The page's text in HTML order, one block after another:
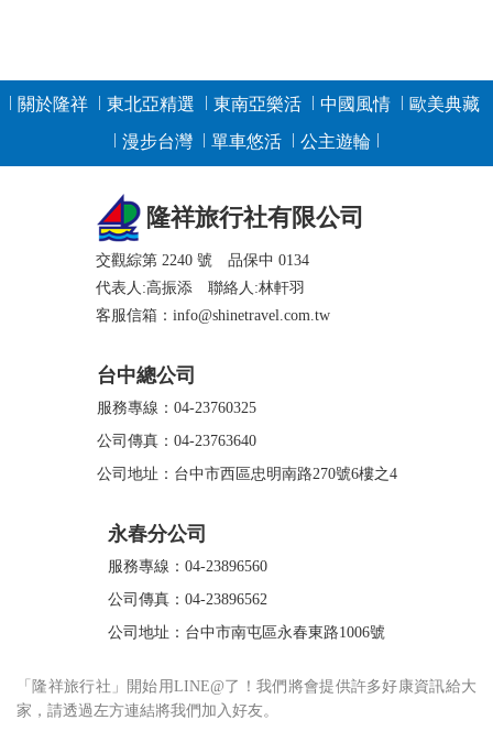
關於隆祥 東北亞精選 東南亞樂活 中國風情
歐美典藏
漫步台灣
單車悠活 公主遊輪
隆祥旅行社有限公司
交觀綜第 2240 號 品保中 0134
代表人:高振添 聯絡人:林軒羽
客服信箱：info@shinetravel.com.tw
台中總公司
服務專線：04-23760325
公司傳真：04-23763640
公司地址：台中市西區忠明南路270號6樓之4
永春分公司
服務專線：04-23896560
公司傳真：04-23896562
公司地址：台中市南屯區永春東路1006號
「隆祥旅行社」開始用LINE@了！我們將會提供許多好康資訊給大
家，請透過左方連結將我們加入好友。